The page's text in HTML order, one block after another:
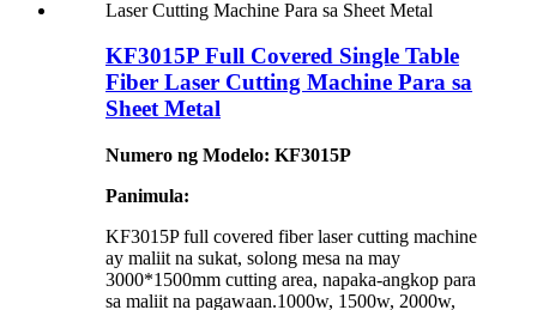
KF3015P Full Covered Single Table
Fiber Laser Cutting Machine Para sa
Sheet Metal
Numero ng Modelo: KF3015P
Panimula:
KF3015P full covered fiber laser cutting machine
ay maliit na sukat, solong mesa na may
3000*1500mm cutting area, napaka-angkop para
sa maliit na pagawaan.1000w, 1500w, 2000w,